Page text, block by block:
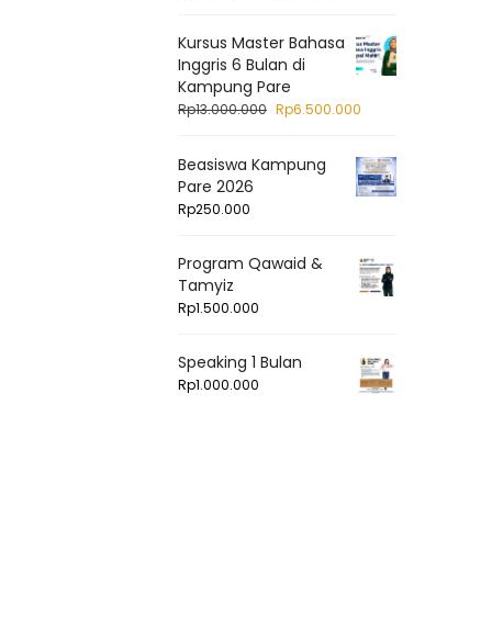
Kursus Master Bahasa
Inggris 6 Bulan di
Kampung Pare
Rp13.000.000 Rp6.500.000
Beasiswa Kampung
Pare 2026
Rp250.000
Program Qawaid &
Tamyiz
Rp1.500.000
Speaking 1 Bulan
Rp1.000.000